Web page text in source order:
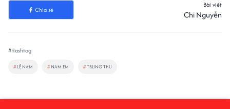
Chia sẻ
Bài viết
Chi Nguyễn
#Hashtag
# LỆ NAM # NAM EM #TRUNG THU